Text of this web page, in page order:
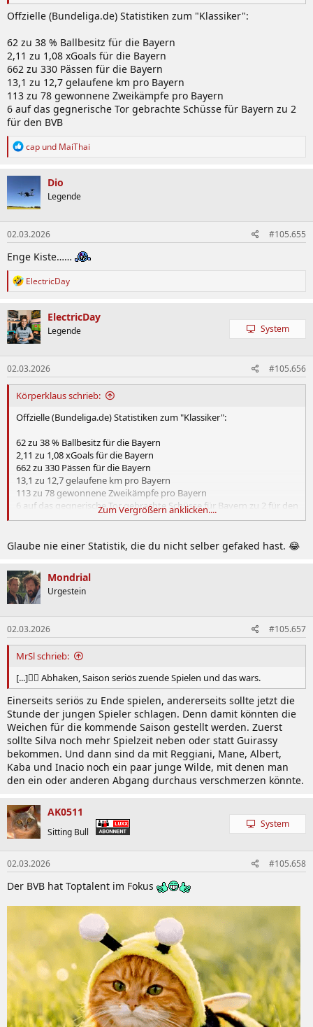
Offzielle (Bundeliga.de) Statistiken zum "Klassiker":
62 zu 38 % Ballbesitz für die Bayern
2,11 zu 1,08 xGoals für die Bayern
662 zu 330 Pässen für die Bayern
13,1 zu 12,7 gelaufene km pro Bayern
113 zu 78 gewonnene Zweikämpfe pro Bayern
6 auf das gegnerische Tor gebrachte Schüsse für Bayern zu 2
für den BVB
R
k
t
i
o
n
e
n
:
cap und MaiThai
Dio
Legende
02.03.2026 #105.655
Enge Kiste……
R
k
t
i
o
n
e
n
:
ElectricDay
ElectricDay
Legende System
02.03.2026 #105.656
Körperklaus schrieb:
Offzielle (Bundeliga.de) Statistiken zum "Klassiker":
62 zu 38 % Ballbesitz für die Bayern
2,11 zu 1,08 xGoals für die Bayern
662 zu 330 Pässen für die Bayern
13,1 zu 12,7 gelaufene km pro Bayern
113 zu 78 gewonnene Zweikämpfe pro Bayern
6 auf das gegnerische Tor gebrachte Schüsse für Bayern zu 2 für den
BVB
Zum Vergrößern anklicken....
Glaube nie einer Statistik, die du nicht selber gefaked hast. 😂
Mondrial
Urgestein
02.03.2026 #105.657
MrSl schrieb:
[...]🤷‍♂️ Abhaken, Saison seriös zuende Spielen und das wars.
Einerseits seriös zu Ende spielen, andererseits sollte jetzt die
Stunde der jungen Spieler schlagen. Denn damit könnten die
Weichen für die kommende Saison gestellt werden. Zuerst
sollte Silva noch mehr Spielzeit neben oder statt Guirassy
bekommen. Und dann sind da mit Reggiani, Mane, Albert,
Kaba und Inacio noch ein paar junge Wilde, mit denen man
den ein oder anderen Abgang durchaus verschmerzen könnte.
AK0511
Sitting Bull
System
02.03.2026 #105.658
Der BVB hat Toptalent im Fokus